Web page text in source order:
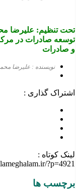
تحت تنظیم: علیرضا
توسعه صادرات در
و صادرات
نویسنده : علیرضا
اشتراک گذاری :
لینک کوتاه :
?p=4921
برچسب ها